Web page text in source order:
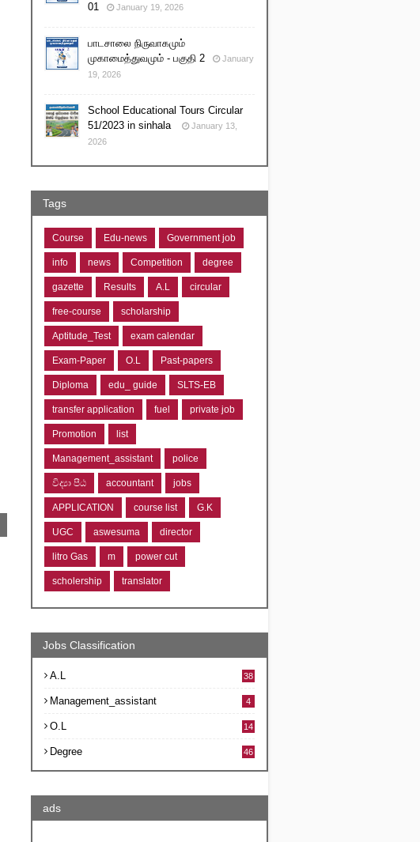
01
January 19, 2026
பாடசாலை நிருவாகமும்
முகாமைத்துவமும் - பகுதி 2
January
19, 2026
School Educational Tours Circular
51/2023 in sinhala
January 13,
2026
Tags
Course Edu-news Government job
info news Competition degree
gazette Results A.L circular
free-course scholarship
Aptitude_Test exam calendar
Exam-Paper O.L Past-papers
Diploma edu_ guide SLTS-EB
transfer application fuel private job
Promotion list
Management_assistant police
විද්‍යා පීඨ accountant jobs
APPLICATION course list G.K
UGC aswesuma director
litro Gas m power cut
scholership translator
Jobs Classification
A.L 38
Management_assistant 4
O.L 14
Degree 46
ads